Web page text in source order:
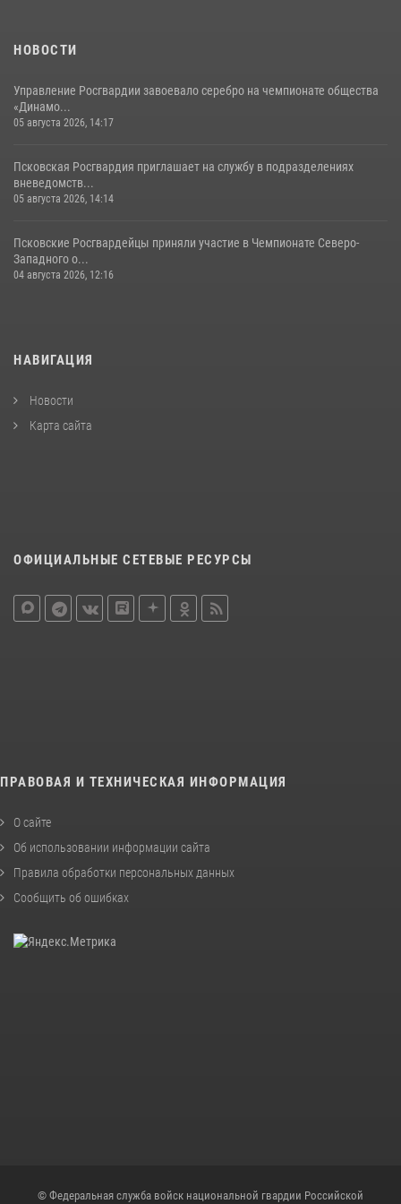
16 июля 2026, 10:24
НОВОСТИ
Управление Росгвардии завоевало серебро на чемпионате общества
«Динамо...
05 августа 2026, 14:17
Псковская Росгвардия приглашает на службу в подразделениях
вневедомств...
05 августа 2026, 14:14
Псковские Росгвардейцы приняли участие в Чемпионате Северо-
Западного о...
04 августа 2026, 12:16
НАВИГАЦИЯ
Новости
Карта сайта
ОФИЦИАЛЬНЫЕ СЕТЕВЫЕ РЕСУРСЫ
ПРАВОВАЯ И ТЕХНИЧЕСКАЯ ИНФОРМАЦИЯ
О сайте
Об использовании информации сайта
Правила обработки персональных данных
Сообщить об ошибках
© Федеральная служба войск национальной гвардии Российской